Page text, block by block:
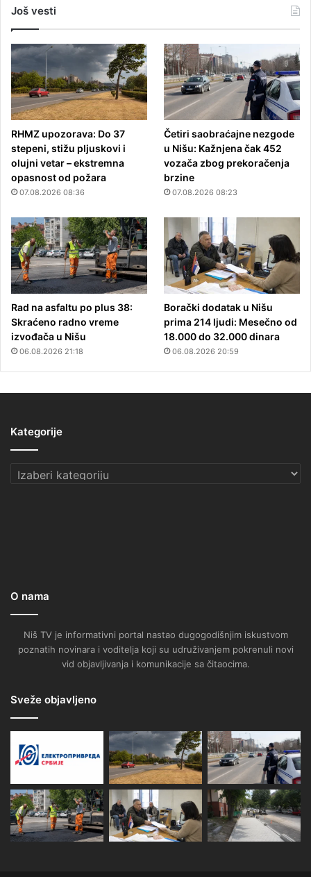
Još vesti
RHMZ upozorava: Do 37
stepeni, stižu pljuskovi i
olujni vetar – ekstremna
opasnost od požara
07.08.2026 08:36
Četiri saobraćajne nezgode
u Nišu: Kažnjena čak 452
vozača zbog prekoračenja
brzine
07.08.2026 08:23
Rad na asfaltu po plus 38:
Skraćeno radno vreme
izvođača u Nišu
06.08.2026 21:18
Borački dodatak u Nišu
prima 214 ljudi: Mesečno od
18.000 do 32.000 dinara
06.08.2026 20:59
Kategorije
Kategorije
O nama
Niš TV je informativni portal nastao dugogodišnjim iskustvom
poznatih novinara i voditelja koji su udruživanjem pokrenuli novi
vid objavljivanja i komunikacije sa čitaocima.
Sveže objavljeno